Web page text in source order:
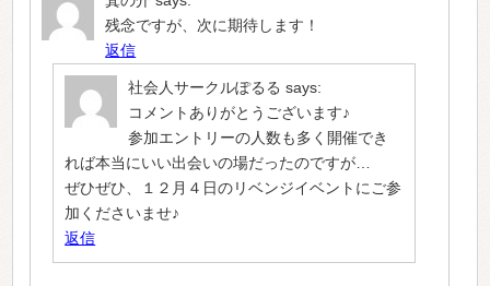
残念ですが、次に期待します！
返信
社会人サークルぽるる says:
コメントありがとうございます♪
参加エントリーの人数も多く開催でき
れば本当にいい出会いの場だったのですが…
ぜひぜひ、１２月４日のリベンジイベントにご参
加くださいませ♪
返信